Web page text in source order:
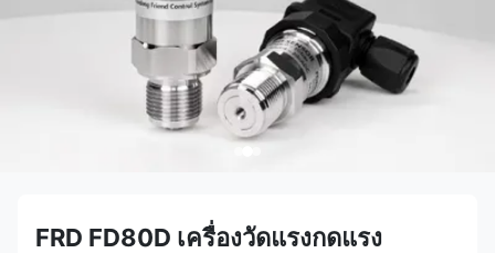
FRD FD80D เครื่องวัดแรงกดแรง